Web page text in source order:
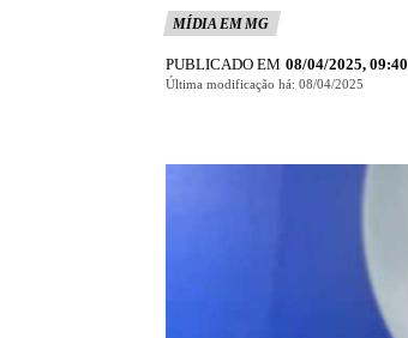
MÍDIA EM MG
PUBLICADO EM 08/04/2025, 09:40
Última modificação há: 08/04/2025